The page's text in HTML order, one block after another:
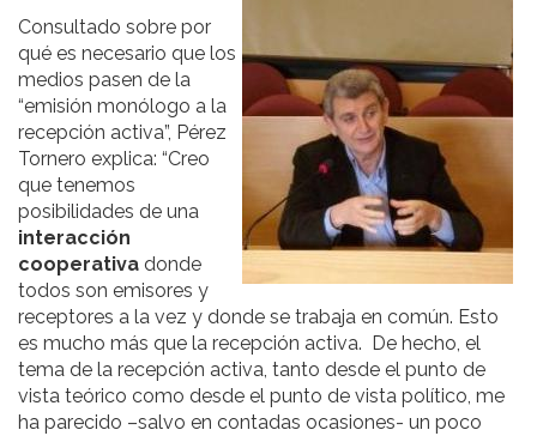
Consultado sobre por
qué es necesario que los
medios pasen de la
“emisión monólogo a la
recepción activa”, Pérez
Tornero explica: “Creo
que tenemos
posibilidades de una
interacción
cooperativa donde
todos son emisores y
receptores a la vez y donde se trabaja en común. Esto
es mucho más que la recepción activa. De hecho, el
tema de la recepción activa, tanto desde el punto de
vista teórico como desde el punto de vista político, me
ha parecido –salvo en contadas ocasiones- un poco